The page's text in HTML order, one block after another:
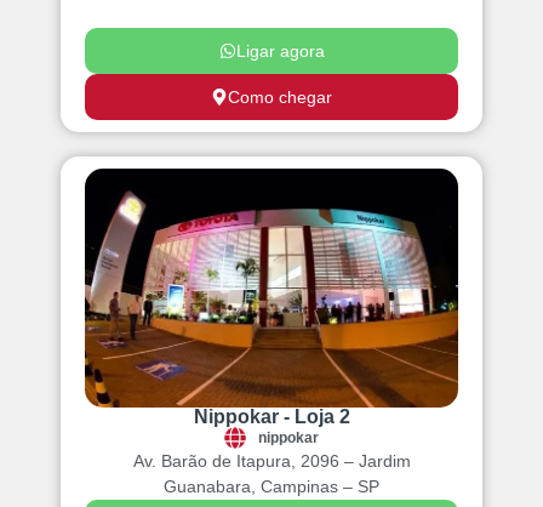
Como chegar
Ligar agora
Nippokar - Loja 2
nippokar
Av. Barão de Itapura, 2096 – Jardim
Guanabara, Campinas – SP